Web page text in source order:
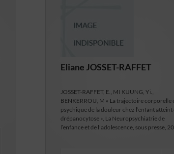
Eliane JOSSET-RAFFET
JOSSET-RAFFET, E., MI KUUNG, Yi.,
BENKERROU, M « La trajectoire corporelle
psychique de la douleur chez l’enfant atteint
drépanocytose », La Neuropsychiatrie de
l’enfance et de l’adolescence, sous presse,